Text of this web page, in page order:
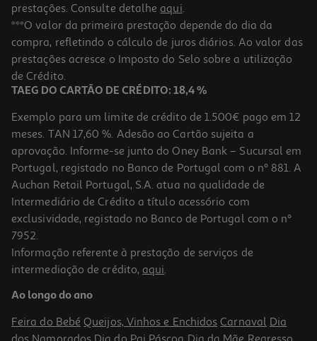
Fritadeira Air Fryer Digital Qilive Q.5338 Verde 3l 1000w
39.99 €/un
39,99 €
Fritadeira Sem Óleo Air Fryer Flama 681fl Digital 7l
59.99 €/un
59,99 €
prestações. Consulte detalhe aqui.
***O valor da primeira prestação depende do dia da
compra, refletindo o cálculo de juros diários. Ao valor das
prestações acresce o Imposto do Selo sobre a utilização
de Crédito.
TAEG DO CARTÃO DE CRÉDITO: 18,4 %
Exemplo para um limite de crédito de 1.500€ pago em 12
meses. TAN 17,60 %. Adesão ao Cartão sujeita a
aprovação. Informe-se junto do Oney Bank – Sucursal em
Portugal, registado no Banco de Portugal com o nº 881. A
Auchan Retail Portugal, S.A. atua na qualidade de
Intermediário de Crédito a título acessório com
exclusividade, registado no Banco de Portugal com o nº
7952.
Informação referente à prestação de serviços de
intermediação de crédito, aqui.
Ao longo do ano
Feira do Bebé Queijos, Vinhos e Enchidos Carnaval Dia